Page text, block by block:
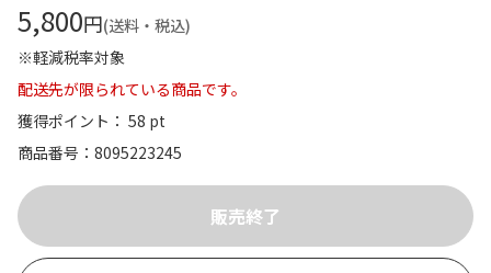
5,800円(送料・税込)
※軽減税率対象
配送先が限られている商品です。
獲得ポイント： 58 pt
商品番号
8095223245